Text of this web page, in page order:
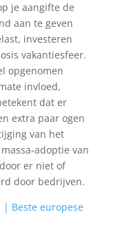
je aangifte de
aan te geven
investeren
vakantiesfeer.
opgenomen
invloed,
dat er
extra paar ogen
van het
adoptie van
er niet of
door bedrijven.
| Beste europese